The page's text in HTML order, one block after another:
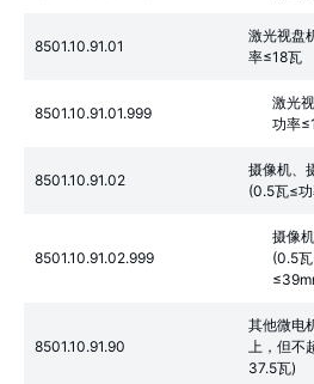
8501.10.91.01
激光视盘
率≤18瓦
8501.10.91.01.999
激光
功率
8501.10.91.02
摄像机、
(0.5瓦≤
8501.10.91.02.999
摄像
(0.5
8501.10.91.90
其他微电
上，但不
37.5瓦)